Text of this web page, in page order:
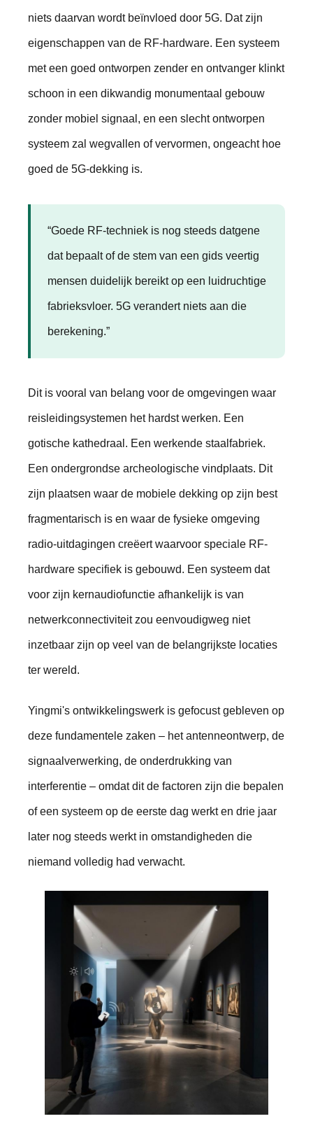
niets daarvan wordt beïnvloed door 5G. Dat zijn
eigenschappen van de RF-hardware. Een systeem
met een goed ontworpen zender en ontvanger klinkt
schoon in een dikwandig monumentaal gebouw
zonder mobiel signaal, en een slecht ontworpen
systeem zal wegvallen of vervormen, ongeacht hoe
goed de 5G-dekking is.
“Goede RF-techniek is nog steeds datgene
dat bepaalt of de stem van een gids veertig
mensen duidelijk bereikt op een luidruchtige
fabrieksvloer. 5G verandert niets aan die
berekening.”
Dit is vooral van belang voor de omgevingen waar
reisleidingsystemen het hardst werken. Een
gotische kathedraal. Een werkende staalfabriek.
Een ondergrondse archeologische vindplaats. Dit
zijn plaatsen waar de mobiele dekking op zijn best
fragmentarisch is en waar de fysieke omgeving
radio-uitdagingen creëert waarvoor speciale RF-
hardware specifiek is gebouwd. Een systeem dat
voor zijn kernaudiofunctie afhankelijk is van
netwerkconnectiviteit zou eenvoudigweg niet
inzetbaar zijn op veel van de belangrijkste locaties
ter wereld.
Yingmi's ontwikkelingswerk is gefocust gebleven op
deze fundamentele zaken – het antenneontwerp, de
signaalverwerking, de onderdrukking van
interferentie – omdat dit de factoren zijn die bepalen
of een systeem op de eerste dag werkt en drie jaar
later nog steeds werkt in omstandigheden die
niemand volledig had verwacht.